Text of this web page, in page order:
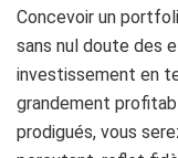
Concevoir un
sans nul doute des
investissement en
grandement
prodigués, vous